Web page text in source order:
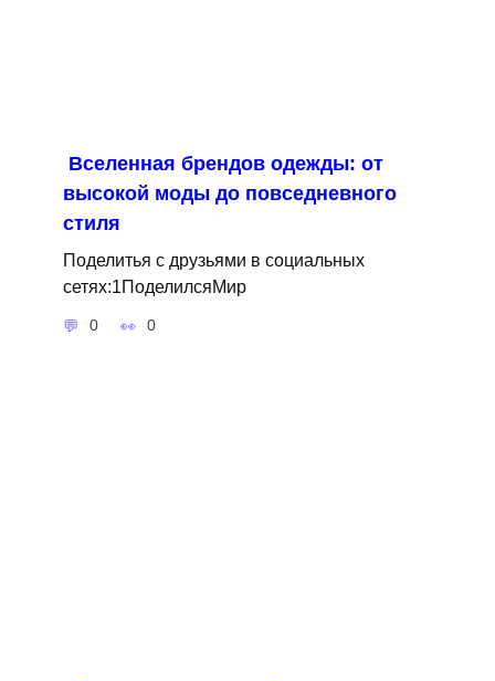
Вселенная брендов одежды: от
высокой моды до повседневного
стиля
Поделитья с друзьями в социальных
сетях:1ПоделилсяМир
0 0